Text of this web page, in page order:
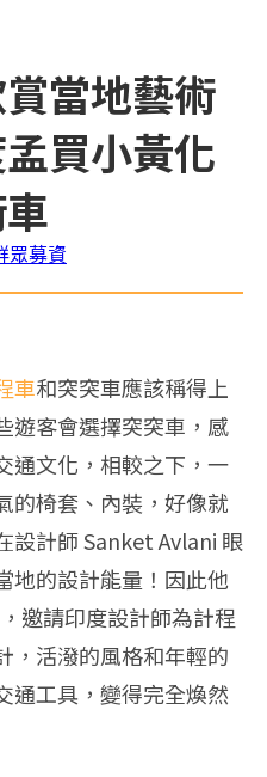
當地藝術
買小黃化
眾募資
車和突突車應該稱得上
遊客會選擇突突車，感
通文化，相較之下，一
的椅套、內裝，好像就
設計師 Sanket Avlani 眼
地的設計能量！因此他
邀請印度設計師為計程
，活潑的風格和年輕的
通工具，變得完全煥然